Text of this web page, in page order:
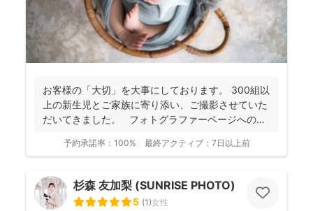
お客様の「大切」を大事にしております。 300組以
上の新生児とご家族に寄り添い、ご撮影させていた
だいてきました。 フォトグラファーページへの
予約承諾率： 100% 最終アクティブ： 7日以上前
杉森 友加梨 (SUNRISE PHOTO)
5 (1)女性